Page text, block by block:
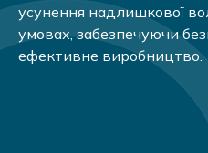
усунення надлишкової
умовах, забезпечуючи
ефективне виробництво.